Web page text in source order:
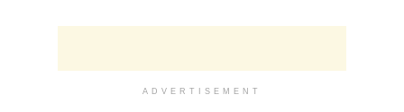
ADVERTISEMENT